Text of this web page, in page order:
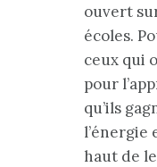
ouvert
écoles.
ceux qui
pour
qu’ils
l’énergie
haut de